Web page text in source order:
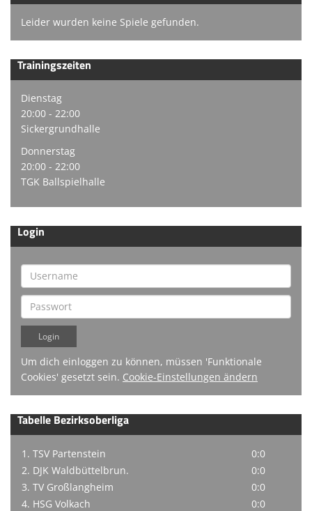
Leider wurden keine Spiele gefunden.
Trainingszeiten
Dienstag
20:00 - 22:00
Sickergrundhalle
Donnerstag
20:00 - 22:00
TGK Ballspielhalle
Login
Um dich einloggen zu können, müssen 'Funktionale
Cookies' gesetzt sein. Cookie-Einstellungen ändern
Tabelle Bezirksoberliga
1. TSV Partenstein
0:0
2. DJK Waldbüttelbrun.
0:0
3. TV Großlangheim
0:0
4. HSG Volkach
0:0